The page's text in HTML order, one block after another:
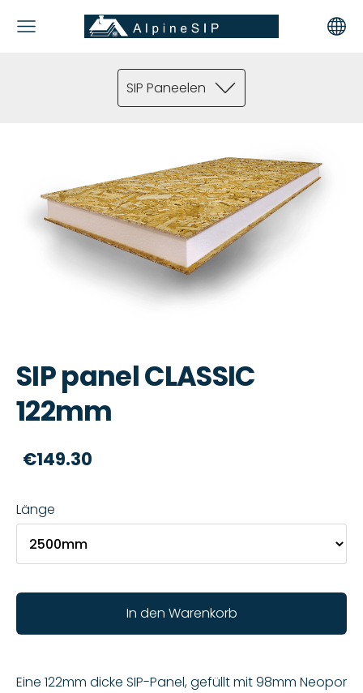
SIP Paneelen
SIP panel CLASSIC
122mm
€149.30
Länge
In den Warenkorb
Eine 122mm dicke SIP-Panel, gefüllt mit 98mm Neopor